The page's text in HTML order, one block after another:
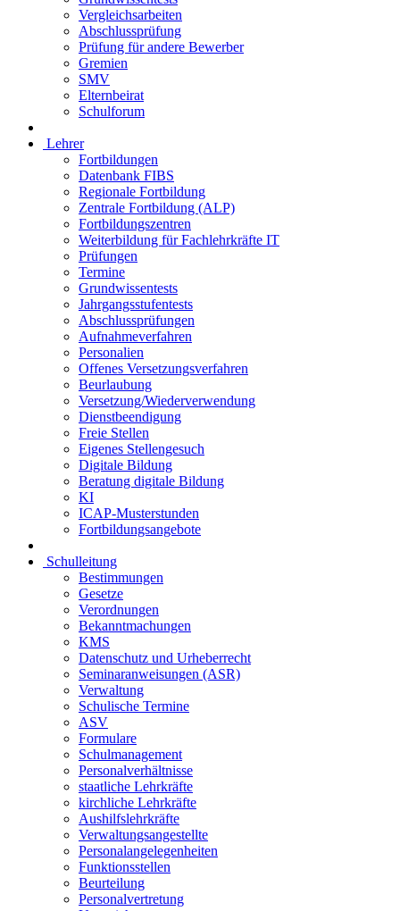
Vergleichsarbeiten
Abschlussprüfung
Prüfung für andere Bewerber
Gremien
SMV
Elternbeirat
Schulforum
Lehrer
Fortbildungen
Datenbank FIBS
Regionale Fortbildung
Zentrale Fortbildung (ALP)
Fortbildungszentren
Weiterbildung für Fachlehrkräfte IT
Prüfungen
Termine
Grundwissentests
Jahrgangsstufentests
Abschlussprüfungen
Aufnahmeverfahren
Personalien
Offenes Versetzungsverfahren
Beurlaubung
Versetzung/Wiederverwendung
Dienstbeendigung
Freie Stellen
Eigenes Stellengesuch
Digitale Bildung
Beratung digitale Bildung
KI
ICAP-Musterstunden
Fortbildungsangebote
Schulleitung
Bestimmungen
Gesetze
Verordnungen
Bekanntmachungen
KMS
Datenschutz und Urheberrecht
Seminaranweisungen (ASR)
Verwaltung
Schulische Termine
ASV
Formulare
Schulmanagement
Personalverhältnisse
staatliche Lehrkräfte
kirchliche Lehrkräfte
Aushilfslehrkräfte
Verwaltungsangestellte
Personalangelegenheiten
Funktionsstellen
Beurteilung
Personalvertretung